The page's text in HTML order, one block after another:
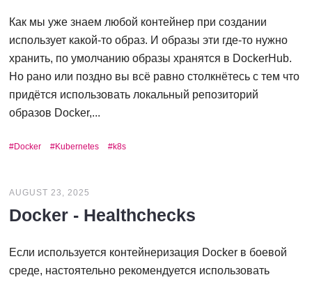
Как мы уже знаем любой контейнер при создании
использует какой-то образ. И образы эти где-то нужно
хранить, по умолчанию образы хранятся в DockerHub.
Но рано или поздно вы всё равно столкнётесь с тем что
придётся использовать локальный репозиторий
образов Docker,...
Docker Kubernetes k8s
AUGUST 23, 2025
Docker - Healthchecks
Если используется контейнеризация Docker в боевой
среде, настоятельно рекомендуется использовать